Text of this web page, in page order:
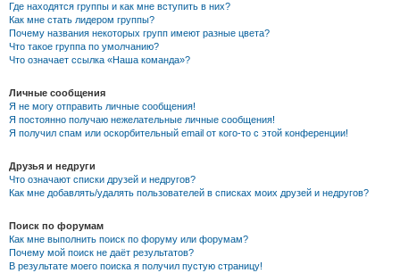
Где находятся группы и как мне вступить в них?
Как мне стать лидером группы?
Почему названия некоторых групп имеют разные цвета?
Что такое группа по умолчанию?
Что означает ссылка «Наша команда»?
Личные сообщения
Я не могу отправить личные сообщения!
Я постоянно получаю нежелательные личные сообщения!
Я получил спам или оскорбительный email от кого-то с этой конференции!
Друзья и недруги
Что означают списки друзей и недругов?
Как мне добавлять/удалять пользователей в списках моих друзей и недругов?
Поиск по форумам
Как мне выполнить поиск по форуму или форумам?
Почему мой поиск не даёт результатов?
В результате моего поиска я получил пустую страницу!